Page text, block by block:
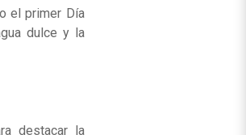
el primer Día
dulce y la
destacar la